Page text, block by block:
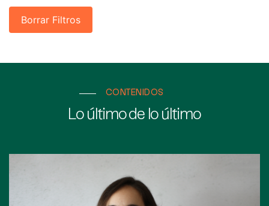
Borrar Filtros
CONTENIDOS
Lo último de lo último